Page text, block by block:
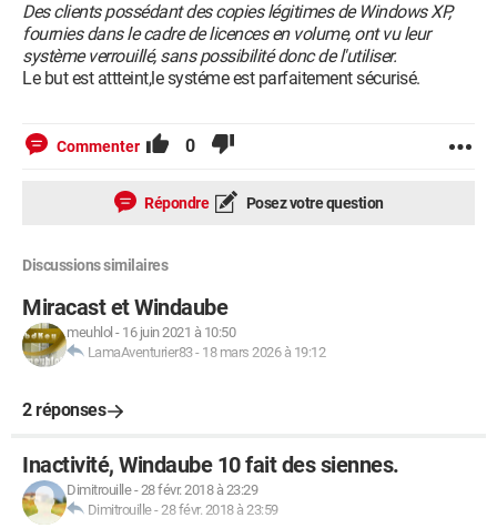
Des clients possédant des copies légitimes de Windows XP,
fournies dans le cadre de licences en volume, ont vu leur
système verrouillé, sans possibilité donc de l'utiliser.
Le but est attteint,le systéme est parfaitement sécurisé.
Commenter 0
Répondre Posez votre question
Discussions similaires
Miracast et Windaube
meuhlol - 16 juin 2021 à 10:50
LamaAventurier83- 18 mars 2026 à 19:12
2 réponses
Inactivité, Windaube 10 fait des siennes.
Dimitrouille-28 févr. 2018 à 23:29
Dimitrouille-28 févr. 2018 à 23:59